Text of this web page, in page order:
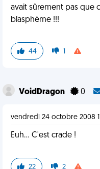
avait sûrement pas que
blasphème !!!
44 1
VoidDragon 0
vendredi 24 octobre 2008
Euh... C'est crade !
22 2